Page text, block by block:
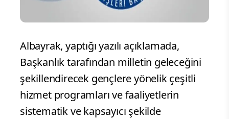
Albayrak, yaptığı yazılı açıklamada,
Başkanlık tarafından milletin geleceğini
şekillendirecek gençlere yönelik çeşitli
hizmet programları ve faaliyetlerin
sistematik ve kapsayıcı şekilde